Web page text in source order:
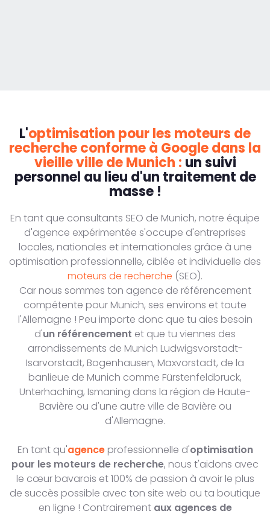
L'optimisation pour les moteurs de
recherche conforme à Google dans la
vieille ville de Munich : un suivi
personnel au lieu d'un traitement de
masse !
En tant que consultants SEO de Munich, notre équipe
d'agence expérimentée s'occupe d'entreprises
locales, nationales et internationales grâce à une
optimisation professionnelle, ciblée et individuelle des
moteurs de recherche (SEO).
Car nous sommes ton agence de référencement
compétente pour Munich, ses environs et toute
l'Allemagne ! Peu importe donc que tu aies besoin
d'un référencement et que tu viennes des
arrondissements de Munich Ludwigsvorstadt-
Isarvorstadt, Bogenhausen, Maxvorstadt, de la
banlieue de Munich comme Fürstenfeldbruck,
Unterhaching, Ismaning dans la région de Haute-
Bavière ou d'une autre ville de Bavière ou
d'Allemagne.
En tant qu'agenceprofessionnelle d'optimisation
pour les moteurs de recherche, nous t'aidons avec
le cœur bavarois et 100% de passion à avoir le plus
de succès possible avec ton site web ou ta boutique
en ligne ! Contrairement aux agences de